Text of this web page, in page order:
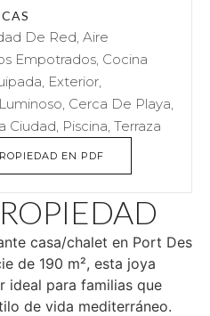
De Red, Aire
Empotrados, Cocina
Exterior,
Cerca De Playa,
Piscina, Terraza
EN PDF
casa/chalet en Port Des
de 190 m², esta joya
ideal para familias que
de vida mediterráneo.